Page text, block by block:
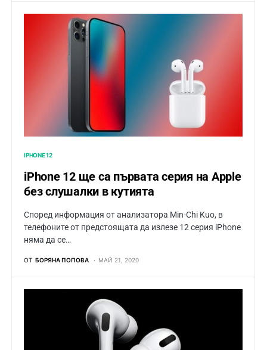
IPHONE 12
iPhone 12 ще са първата серия на Apple
без слушалки в кутията
Според информация от анализатора Min-Chi Kuo, в
телефоните от предстоящата да излезе 12 серия iPhone
няма да се…
ОТ БОРЯНА ПОПОВА МАЙ 21, 2020